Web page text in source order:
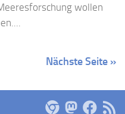
wollen
Nächste Seite »